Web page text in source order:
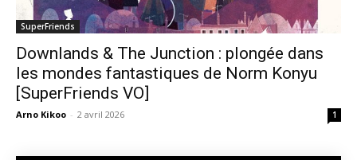
SuperFriends
Downlands & The Junction : plongée dans
les mondes fantastiques de Norm Konyu
[SuperFriends VO]
Arno Kikoo - 2 avril 2026 1